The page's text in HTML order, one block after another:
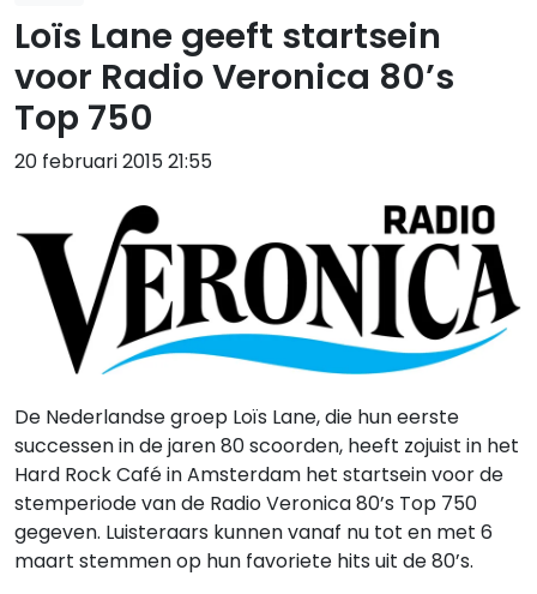
Loïs Lane geeft startsein
voor Radio Veronica 80’s
Top 750
20 februari 2015 21:55
De Nederlandse groep Loïs Lane, die hun eerste
successen in de jaren 80 scoorden, heeft zojuist in het
Hard Rock Café in Amsterdam het startsein voor de
stemperiode van de Radio Veronica 80’s Top 750
gegeven. Luisteraars kunnen vanaf nu tot en met 6
maart stemmen op hun favoriete hits uit de 80’s.